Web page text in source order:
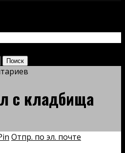
с кладбища
Отпр. по эл. почте